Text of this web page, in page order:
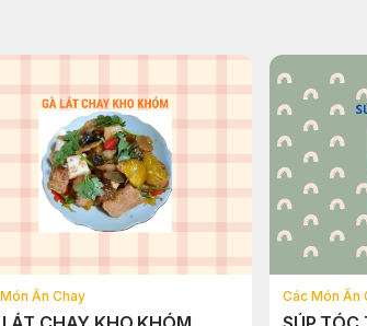
Ăn Chay Các Món Ăn